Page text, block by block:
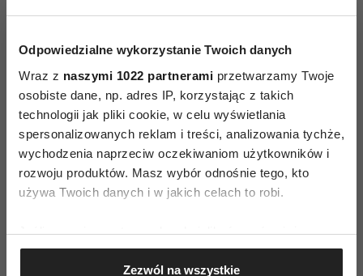
Odpowiedzialne wykorzystanie Twoich danych
Wraz z naszymi 1022 partnerami przetwarzamy Twoje
osobiste dane, np. adres IP, korzystając z takich
technologii jak pliki cookie, w celu wyświetlania
spersonalizowanych reklam i treści, analizowania tychże,
wychodzenia naprzeciw oczekiwaniom użytkowników i
rozwoju produktów. Masz wybór odnośnie tego, kto
używa Twoich danych i w jakich celach to robi.
Jeśli wyrazisz na to zgodę, chcielibyśmy również:
Gromadzić dane dotyczące Twojej lokalizacji
geograficznej z dokładnością nawet do kilku metrów
Zezwól na wszystkie
przygotowanym sosem pieczarkowym.
Dlaczego na wigilię wybieram lina? Karpia też
lubię i robię, ale lin…spróbujcie sami!